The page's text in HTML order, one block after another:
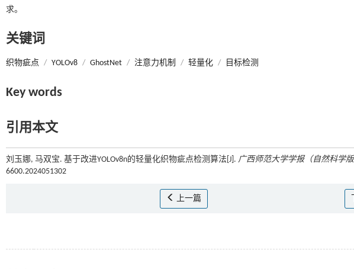
求。
关键词
织物疵点 / YOLOv8 / GhostNet / 注意力机制 / 轻量化 / 目标检测
Key words
引用本文
刘玉娜, 马双宝. 基于改进YOLOv8n的轻量化织物疵点检测算法[J]. 广西师范大学学报（自然科学版
6600.2024051302
上一篇